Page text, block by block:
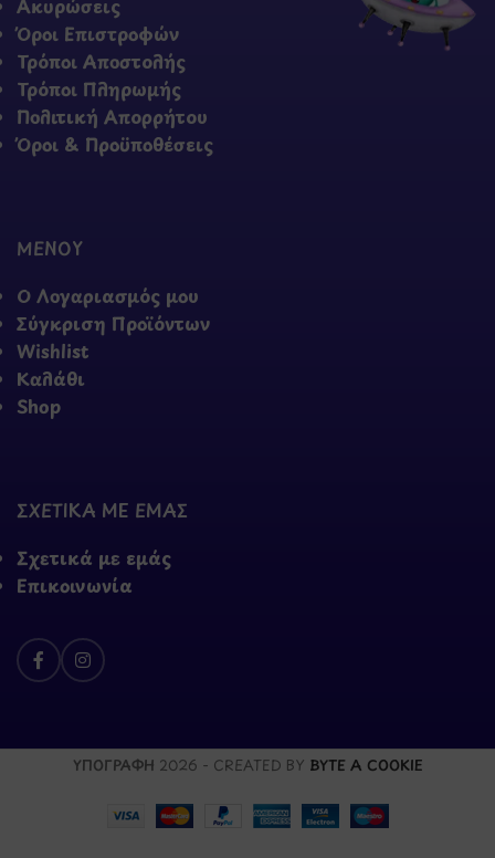
Ακυρώσεις
Όροι Επιστροφών
Τρόποι Αποστολής
Τρόποι Πληρωμής
Πολιτική Απορρήτου
Όροι & Προϋποθέσεις
ΜΕΝΟΥ
Ο Λογαριασμός μου
Σύγκριση Προϊόντων
Wishlist
Καλάθι
Shop
ΣΧΕΤΙΚΑ ΜΕ ΕΜΑΣ
Σχετικά με εμάς
Επικοινωνία
ΥΠΟΓΡΑΦΗ 2026 - CREATED BY BYTE A COOKIE